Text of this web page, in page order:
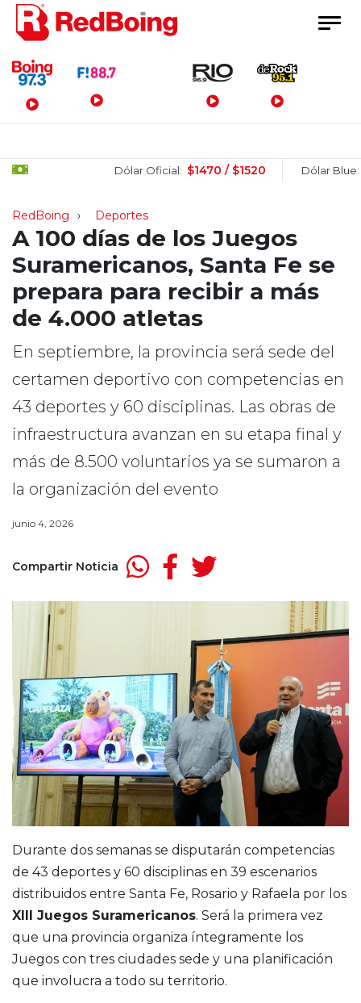
Menú Principal
Dólar Oficial: $1470 / $1520 Dólar Blue:
RedBoing Deportes
A 100 días de los Juegos
Suramericanos, Santa Fe se
prepara para recibir a más
de 4.000 atletas
En septiembre, la provincia será sede del
certamen deportivo con competencias en
43 deportes y 60 disciplinas. Las obras de
infraestructura avanzan en su etapa final y
más de 8.500 voluntarios ya se sumaron a
la organización del evento
junio 4, 2026
Compartir Noticia
Durante dos semanas se disputarán competencias
de 43 deportes y 60 disciplinas en 39 escenarios
distribuidos entre Santa Fe, Rosario y Rafaela por los
XIII Juegos Suramericanos. Será la primera vez
que una provincia organiza íntegramente los
Juegos con tres ciudades sede y una planificación
que involucra a todo su territorio.